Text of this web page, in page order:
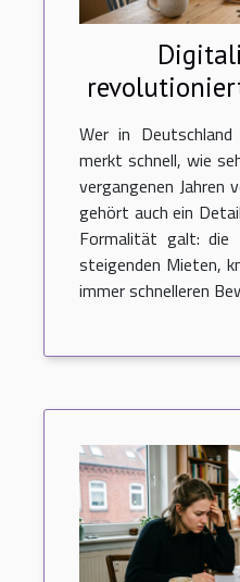
starke
deutschen
Wer in
merkt schnell, wie
vergangenen Jahren
gehört auch ein
Formalität galt: die
steigenden Mieten,
immer schnelleren